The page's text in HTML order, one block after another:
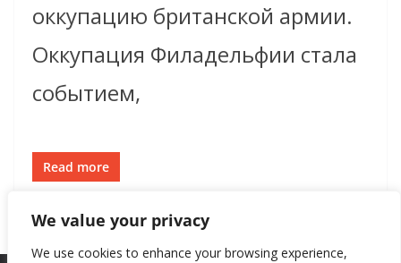
We value your privacy
We use cookies to enhance your browsing experience,
оккупацию британской армии.
Оккупация Филадельфии стала
событием,
Read more